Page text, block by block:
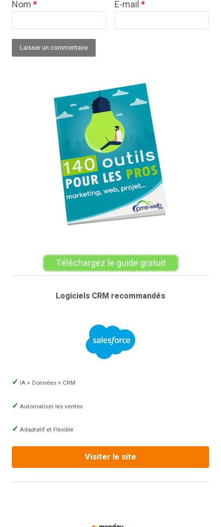
Nom* E-mail*
Téléchargez le guide gratuit
Logiciels CRM recommandés
IA + Données + CRM
Automatiser les ventes
Adaptatif et Flexible
Visiter le site